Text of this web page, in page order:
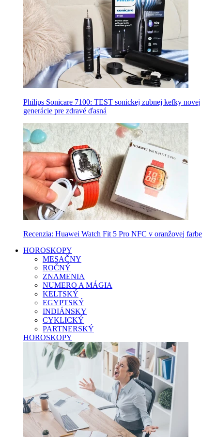
Philips Sonicare 7100: TEST sonickej zubnej kefky novej
generácie pre zdravé ďasná
Recenzia: Huawei Watch Fit 5 Pro NFC v oranžovej farbe
HOROSKOPY
MESAČNY
ROČNÝ
ZNAMENIA
NUMERO A MÁGIA
KELTSKÝ
EGYPTSKÝ
INDIÁNSKY
CYKLICKÝ
PARTNERSKÝ
HOROSKOPY